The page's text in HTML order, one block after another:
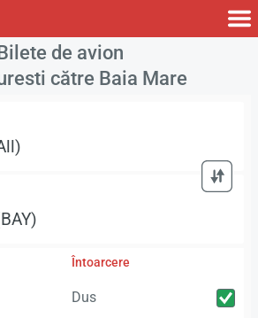
de avion
către Baia Mare
Întoarcere
Dus